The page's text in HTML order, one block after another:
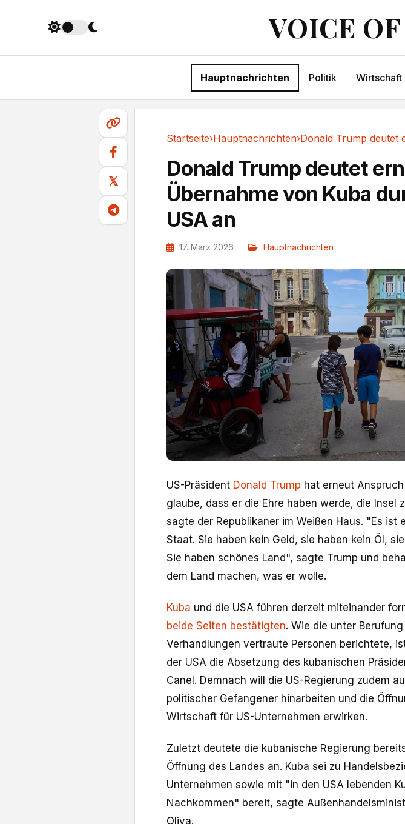
VOICE
Hauptnachrichten Politik Wirtschaft
𝕏
Startseite›Hauptnachrichten›
Donald Trump deutet
Übernahme von Kuba
USA an
17. März 2026 Hauptnachrichten
US-Präsident Donald Trump hat erneut
glaube, dass er die Ehre haben werde, die Insel
sagte der Republikaner im Weißen Haus. "Es ist
Staat. Sie haben kein Geld, sie haben kein Öl,
Sie haben schönes Land", sagte Trump und
dem Land machen, was er wolle.
Kuba und die USA führen derzeit miteinander
beide Seiten bestätigten. Wie die unter
Verhandlungen vertraute ​Personen berichtete,
der USA die Absetzung des kubanischen
Canel. Demnach will die US-Regierung zudem
politischer Gefangener hinarbeiten und die
Wirtschaft für US-Unternehmen erwirken.
Zuletzt deutete die kubanische Regierung
Öffnung des Landes an. Kuba sei zu
Unternehmen sowie mit "in den USA lebenden
Nachkommen" bereit, sagte
Oliva.